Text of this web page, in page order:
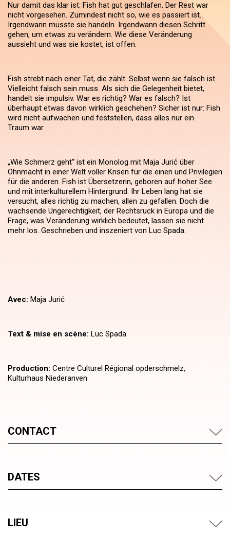
Nur damit das klar ist: Fish hat gut geschlafen. Der Rest war
nicht vorgesehen. Zumindest nicht so, wie es passiert ist.
Irgendwann musste sie handeln. Irgendwann diesen Schritt
gehen, um etwas zu verändern. Wie diese Veränderung
aussieht und was sie kostet, ist offen.
Fish strebt nach einer Tat, die zählt. Selbst wenn sie falsch ist.
Vielleicht falsch sein muss. Als sich die Gelegenheit bietet,
handelt sie impulsiv. War es richtig? War es falsch? Ist
überhaupt etwas davon wirklich geschehen? Sicher ist nur: Fish
wird nicht aufwachen und feststellen, dass alles nur ein
Traum war.
„Wie Schmerz geht“ ist ein Monolog mit Maja Jurić über
Ohnmacht in einer Welt voller Krisen für die einen und Privilegien
für die anderen. Fish ist Übersetzerin, geboren auf hoher See
und mit interkulturellem Hintergrund. Ihr Leben lang hat sie
versucht, alles richtig zu machen, allen zu gefallen. Doch die
wachsende Ungerechtigkeit, der Rechtsruck in Europa und die
Frage, was Veränderung wirklich bedeutet, lassen sie nicht
mehr los. Geschrieben und inszeniert von Luc Spada.
Avec: Maja Jurić
Text & mise en scène: Luc Spada
Production: Centre Culturel Régional opderschmelz,
Kulturhaus Niederanven
CONTACT
DATES
LIEU